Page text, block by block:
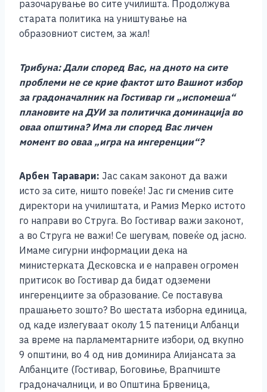
разочарување во сите училишта. Продолжува
старата политика на уништување на
образовниот систем, за жал!
Трибуна: Дали според Вас, на дното на сите
проблеми не се крие фактот што Вашиот избор
за градоначалник на Гостивар ги „испомеша“
плановите на ДУИ за политичка доминација во
оваа општина? Има ли според Вас личен
момент во оваа „игра на ингеренции“?
Арбен Таравари: Јас сакам законот да важи
исто за сите, ништо повеќе! Јас ги сменив сите
директори на училиштата, и Рамиз Мерко истото
го направи во Струга. Во Гостивар важи законот,
а во Струга не важи! Се шегувам, повеќе од јасно.
Имаме сигурни информации дека на
министерката Десковска и е направен огромен
притисок во Гостивар да бидат одземени
ингеренциите за образование. Се поставува
прашањето зошто? Во шестата изборна единица,
од каде излегуваат околу 15 патеници Албанци
за време на парламемтарните избори, од вкупно
9 општини, во 4 од нив доминира Алијансата за
Албанците (Гостивар, Боговиње, Врапчиште
градоначалници, и во Општина Брвеница,